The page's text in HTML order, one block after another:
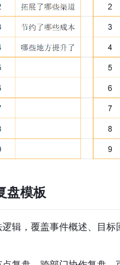
盘模板
辑，覆盖事件概述、目